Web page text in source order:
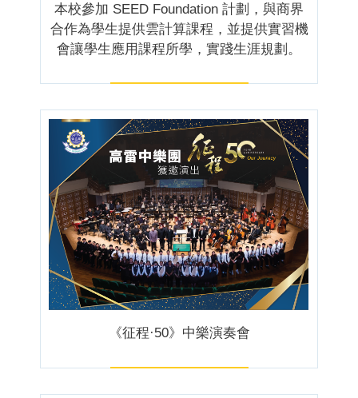
本校參加 SEED Foundation 計劃，與商界
合作為學生提供雲計算課程，並提供實習機
會讓學生應用課程所學，實踐生涯規劃。
《征程·50》中樂演奏會